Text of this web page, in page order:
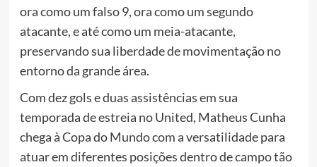
ora como um falso 9, ora como um segundo
atacante, e até como um meia-atacante,
preservando sua liberdade de movimentação no
entorno da grande área.
Com dez gols e duas assistências em sua
temporada de estreia no United, Matheus Cunha
chega à Copa do Mundo com a versatilidade para
atuar em diferentes posições dentro de campo tão